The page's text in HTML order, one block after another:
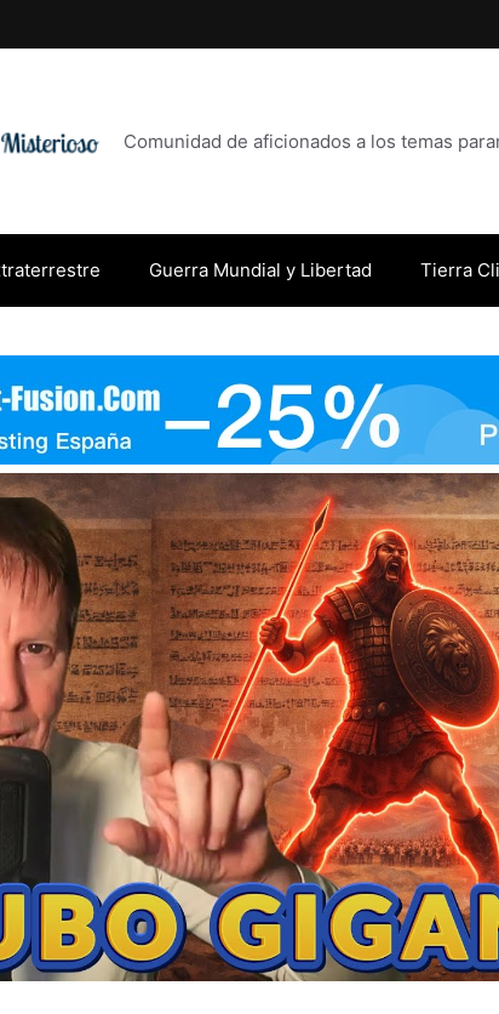
Comunidad de aficionados a los temas
Guerra Mundial y Libertad Tierra